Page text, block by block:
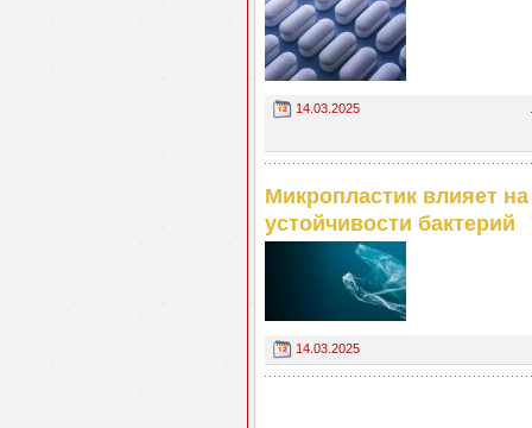
14.03.2025
Микропластик влияет
устойчивости бактерий
14.03.2025